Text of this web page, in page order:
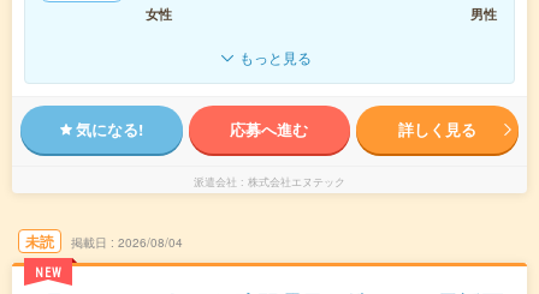
女性
男性
もっと見る
気になる! 応募へ進む 詳しく見る
派遣会社 株式会社エヌテック
未読
NEW
掲載日 2026/08/04